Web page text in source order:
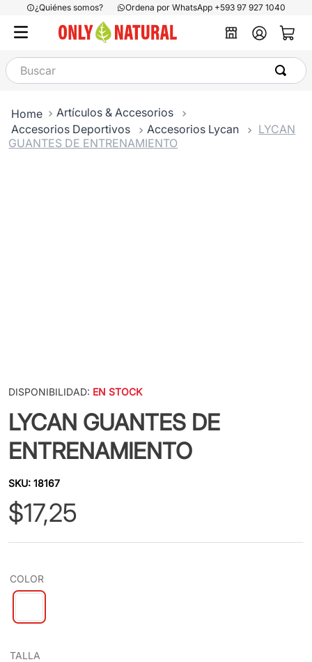
¿Quiénes somos? Ordena por WhatsApp +593 97 927 1040
Buscar
Artículos & Accesorios
Accesorios Deportivos
Accesorios Lycan
LYCAN
GUANTES DE ENTRENAMIENTO
DISPONIBILIDAD: EN STOCK
LYCAN GUANTES DE
ENTRENAMIENTO
SKU:18167
$17,25
COLOR
TALLA